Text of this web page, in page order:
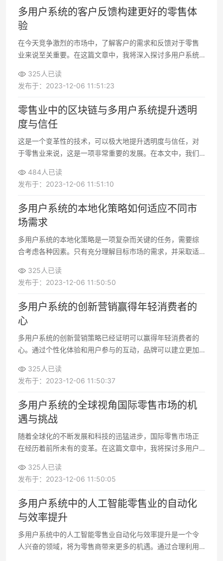
多用户系统的客户反馈构建更好的零售体
验
在今天竞争激烈的市场中，了解客户的需求和反馈对于零售
业来说至关重要。在这篇文章中，我将深入探讨多用户系统
325人已读
发布于：2023-12-06 11:51:23
零售业中的区块链与多用户系统提升透明
度与信任
这是一个变革性的技术，可以极大地提升透明度与信任，对
于零售业来说，这是一项非常重要的发展。在本文中，我们
户系统如何加强了透明度与信任
484人已读
发布于：2023-12-06 11:51:10
多用户系统的本地化策略如何适应不同市
场需求
多用户系统的本地化策略是一项复杂而关键的任务，需要综
合考虑各种因素。只有充分理解目标市场的需求，并采取适
325人已读
发布于：2023-12-06 11:50:50
多用户系统的创新营销赢得年轻消费者的
心
多用户系统的创新营销策略已经证明可以赢得年轻消费者的
心。通过个性化体验和用户参与的互动，品牌可以建立更加
颖而出
325人已读
发布于：2023-12-06 11:50:37
多用户系统的全球视角国际零售市场的机
遇与挑战
随着全球化的不断发展和科技的迅猛进步，国际零售市场正
在经历着前所未有的变革。在这篇文章中，我将探讨多用户
325人已读
发布于：2023-12-06 11:50:05
多用户系统中的人工智能零售业的自动化
与效率提升
多用户系统中的人工智能零售业自动化与效率提升是一个令
人兴奋的领域，将为零售商带来更多的机遇。通过合理利用